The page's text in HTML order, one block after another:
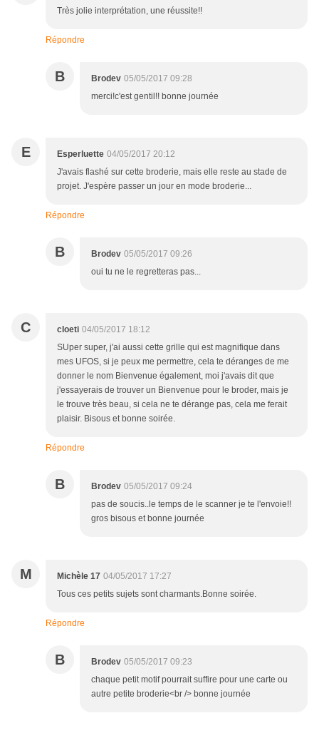
Très jolie interprétation, une réussite!!
Répondre
B Brodev 05/05/2017 09:28
merci!c'est gentil!! bonne journée
E Esperluette 04/05/2017 20:12
J'avais flashé sur cette broderie, mais elle reste au stade de
projet. J'espère passer un jour en mode broderie...
Répondre
B Brodev 05/05/2017 09:26
oui tu ne le regretteras pas...
C cloeti 04/05/2017 18:12
SUper super, j'ai aussi cette grille qui est magnifique dans
mes UFOS, si je peux me permettre, cela te déranges de me
donner le nom Bienvenue également, moi j'avais dit que
j'essayerais de trouver un Bienvenue pour le broder, mais je
le trouve très beau, si cela ne te dérange pas, cela me ferait
plaisir. Bisous et bonne soirée.
Répondre
B Brodev 05/05/2017 09:24
pas de soucis..le temps de le scanner je te l'envoie!!
gros bisous et bonne journée
M Michèle 17 04/05/2017 17:27
Tous ces petits sujets sont charmants.Bonne soirée.
Répondre
B Brodev 05/05/2017 09:23
chaque petit motif pourrait suffire pour une carte ou
autre petite broderie<br /> bonne journée